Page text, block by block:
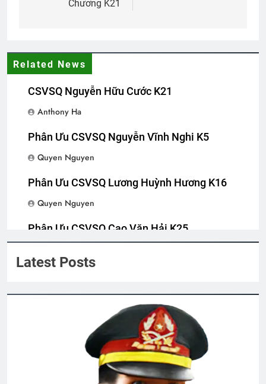
Chương K21
Related News
CSVSQ Nguyễn Hữu Cước K21
Anthony Ha
Phân Ưu CSVSQ Nguyễn Vĩnh Nghi K5
Quyen Nguyen
Phân Ưu CSVSQ Lương Huỳnh Hương K16
Quyen Nguyen
Phân Ưu CSVSQ Cao Văn Hải K25
Latest Posts